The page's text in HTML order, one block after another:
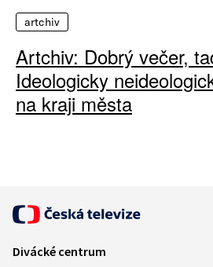
artchiv
Artchiv: Dobrý večer,
Ideologicky
na kraji města